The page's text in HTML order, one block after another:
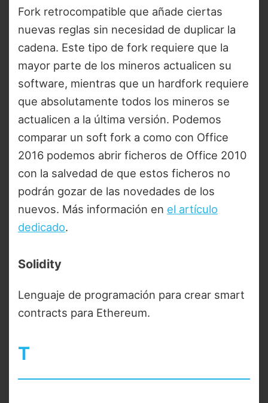
Fork retrocompatible que añade ciertas
nuevas reglas sin necesidad de duplicar la
cadena. Este tipo de fork requiere que la
mayor parte de los mineros actualicen su
software, mientras que un hardfork requiere
que absolutamente todos los mineros se
actualicen a la última versión. Podemos
comparar un soft fork a como con Office
2016 podemos abrir ficheros de Office 2010
con la salvedad de que estos ficheros no
podrán gozar de las novedades de los
nuevos. Más información en el artículo
dedicado.
Solidity
Lenguaje de programación para crear smart
contracts para Ethereum.
T